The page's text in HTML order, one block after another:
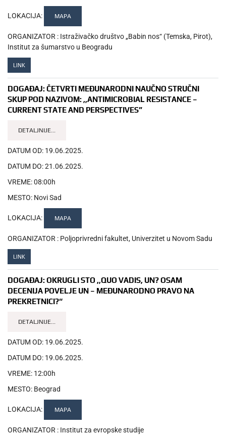
LOKACIJA: MAPA
ORGANIZATOR : Istraživačko društvo „Babin nos“ (Temska, Pirot),
Institut za šumarstvo u Beogradu
LINK
DOGAĐAJ:ČETVRTI MEĐUNARODNI NAUČNO STRUČNI
SKUP POD NAZIVOM: ,,ANTIMICROBIAL RESISTANCE –
CURRENT STATE AND PERSPECTIVES”
DETALJNIJE...
DATUM OD: 19.06.2025.
DATUM DO:21.06.2025.
VREME:08:00h
MESTO: Novi Sad
LOKACIJA: MAPA
ORGANIZATOR : Poljoprivredni fakultet, Univerzitet u Novom Sadu
LINK
DOGAĐAJ:OKRUGLI STO ,,QUO VADIS, UN? OSAM
DECENIJA POVELJE UN – MEĐUNARODNO PRAVO NA
PREKRETNICI?“
DETALJNIJE...
DATUM OD: 19.06.2025.
DATUM DO: 19.06.2025.
VREME: 12:00h
MESTO: Beograd
LOKACIJA: MAPA
ORGANIZATOR : Institut za evropske studije